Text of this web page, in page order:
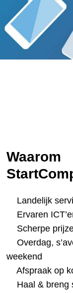
Waarom
Landelijk
Ervaren
Scherpe
Overdag,
weekend
Afspraak op
Haal & breng